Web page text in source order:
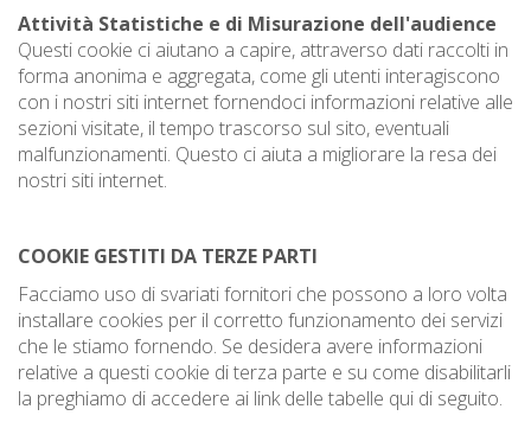
Attività Statistiche e di Misurazione dell'audience
Questi cookie ci aiutano a capire, attraverso dati raccolti in
forma anonima e aggregata, come gli utenti interagiscono
con i nostri siti internet fornendoci informazioni relative alle
sezioni visitate, il tempo trascorso sul sito, eventuali
malfunzionamenti. Questo ci aiuta a migliorare la resa dei
nostri siti internet.
COOKIE GESTITI DA TERZE PARTI
Facciamo uso di svariati fornitori che possono a loro volta
installare cookies per il corretto funzionamento dei servizi
che le stiamo fornendo. Se desidera avere informazioni
relative a questi cookie di terza parte e su come disabilitarli
la preghiamo di accedere ai link delle tabelle qui di seguito.